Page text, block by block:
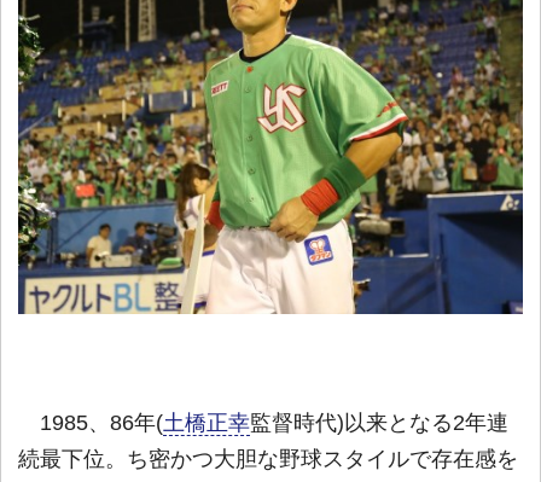
1985、86年(土橋正幸監督時代)以来となる2年連
続最下位。ち密かつ大胆な野球スタイルで存在感を